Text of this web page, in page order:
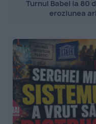
Turnul Babel la 80
eroziunea